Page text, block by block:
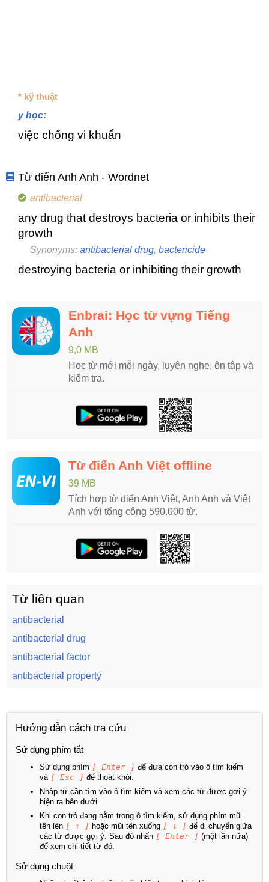
* kỹ thuật
y học:
việc chống vi khuẩn
Từ điển Anh Anh - Wordnet
antibacterial
any drug that destroys bacteria or inhibits their
growth
Synonyms: antibacterial drug, bactericide
destroying bacteria or inhibiting their growth
Enbrai: Học từ vựng Tiếng
Anh
9,0 MB
Học từ mới mỗi ngày, luyện nghe, ôn tập và
kiểm tra.
Từ điển Anh Việt offline
39 MB
Tích hợp từ điển Anh Việt, Anh Anh và Việt
Anh với tổng cộng 590.000 từ.
Từ liên quan
antibacterial
antibacterial drug
antibacterial factor
antibacterial property
Hướng dẫn cách tra cứu
Sử dụng phím tắt
Sử dụng phím [ Enter ] để đưa con trỏ vào ô tìm kiếm
và [ Esc ] để thoát khỏi.
Nhập từ cần tìm vào ô tìm kiếm và xem các từ được gợi ý
hiện ra bên dưới.
Khi con trỏ đang nằm trong ô tìm kiếm, sử dụng phím mũi
tên lên [ ↑ ] hoặc mũi tên xuống [ ↓ ] để di chuyển giữa
các từ được gợi ý. Sau đó nhấn [ Enter ] (một lần nữa)
để xem chi tiết từ đó.
Sử dụng chuột